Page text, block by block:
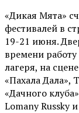
«Дикая Мята»
фестивалей в
19-21 июня.
времени
лагеря, на
«Пахала Дала»,
«Дачного
Lomany Russky